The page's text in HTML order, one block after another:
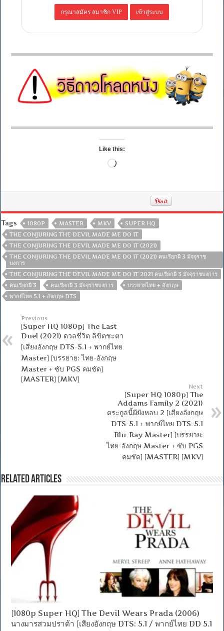
Like this:
Loading…
Tags 1080P MASTER MKV
SUPER HQ
THE CONJURING THE DEVIL MADE ME DO IT
THE CONJURING THE DEVIL MADE ME DO IT (2021)
THE CONJURING THE DEVIL MADE ME DO IT (2021) คนเรียกผี 3 มัจจุราช
บงการ
THE CONJURING THE DEVIL MADE ME DO IT 2021 คนเรียกผี 3 มัจจุราชบงการ
คนเรียกผี 3
คนเรียกผี 3 มัจจุราชบงการ
บรรยายไทย + อังกฤษ
พากย์ไทย 5.1 + อังกฤษ DTS
Previous
[Super HQ 1080p] The Last
Duel (2021) ดวลชีวิต ลิขิตชะตา
[เสียงอังกฤษ DTS-5.1 + พากย์ไทย
Master] [บรรยาย: ไทย-อังกฤษ
Master + ซับ PGS คมชัด]
[MASTER] [MKV]
Next
[Super HQ 1080p] The
Addams Family 2 (2021)
ตระกูลนี้ผียังหลบ 2 [เสียงอังกฤษ
DTS-5.1 + พากย์ไทย DTS-5.1
Blu-Ray Master] [บรรยาย:
ไทย-อังกฤษ Master + ซับ PGS
คมชัด] [MASTER] [MKV]
Related Articles
[1080p Super HQ] The Devil Wears Prada (2006)
นางมารสวมปราด้า [เสียงอังกฤษ DTS: 5.1 / พากย์ไทย DD 5.1